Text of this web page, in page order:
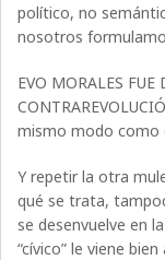
político, no
nosotros
EVO MORALES FUE
mismo modo como
Y repetir la otra
qué se trata,
se desenvuelve en
“cívico” le viene